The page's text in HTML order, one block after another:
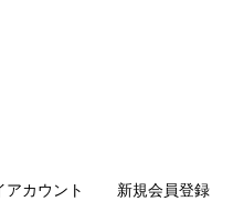
アカウント 新規会員登録